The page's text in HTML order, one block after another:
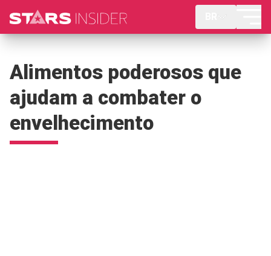
Alimentos poderosos que
ajudam a combater o
envelhecimento